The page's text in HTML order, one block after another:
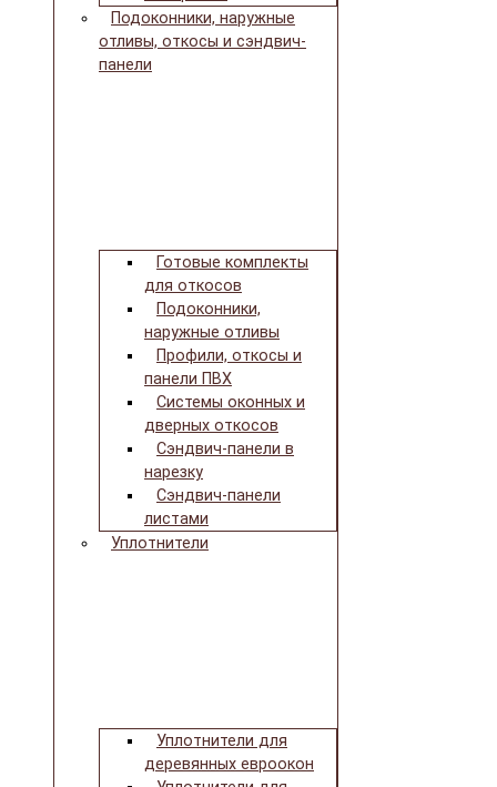
Подоконники, наружные
отливы, откосы и сэндвич-
панели
Готовые комплекты
для откосов
Подоконники,
наружные отливы
Профили, откосы и
панели ПВХ
Системы оконных и
дверных откосов
Сэндвич-панели в
нарезку
Сэндвич-панели
листами
Уплотнители
Уплотнители для
деревянных евроокон